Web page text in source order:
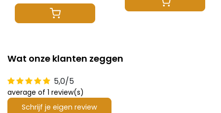
Wat onze klanten zeggen
5,0/5
average of 1 review(s)
Schrijf je eigen review